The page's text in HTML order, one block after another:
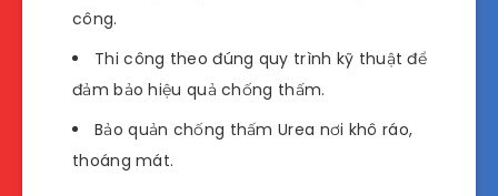
công.
Thi công theo đúng quy trình kỹ thuật để
đảm bảo hiệu quả chống thấm.
Bảo quản chống thấm Urea nơi khô ráo,
thoáng mát.